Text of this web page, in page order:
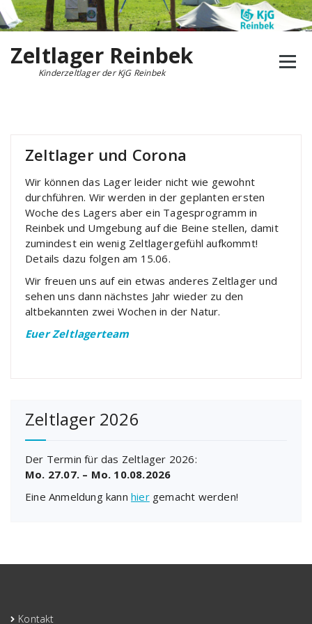
Zum
Inhalt
springen
Zeltlager Reinbek
Kinderzeltlager der KjG Reinbek
Zeltlager und Corona
Wir können das Lager leider nicht wie gewohnt
durchführen. Wir werden in der geplanten ersten
Woche des Lagers aber ein Tagesprogramm in
Reinbek und Umgebung auf die Beine stellen, damit
zumindest ein wenig Zeltlagergefühl aufkommt!
Details dazu folgen am 15.06.
Wir freuen uns auf ein etwas anderes Zeltlager und
sehen uns dann nächstes Jahr wieder zu den
altbekannten zwei Wochen in der Natur.
Euer Zeltlagerteam
Zeltlager 2026
Der Termin für das Zeltlager 2026:
Mo. 27.07. – Mo. 10.08.2026
Eine Anmeldung kann hiergemacht werden!
Kontakt